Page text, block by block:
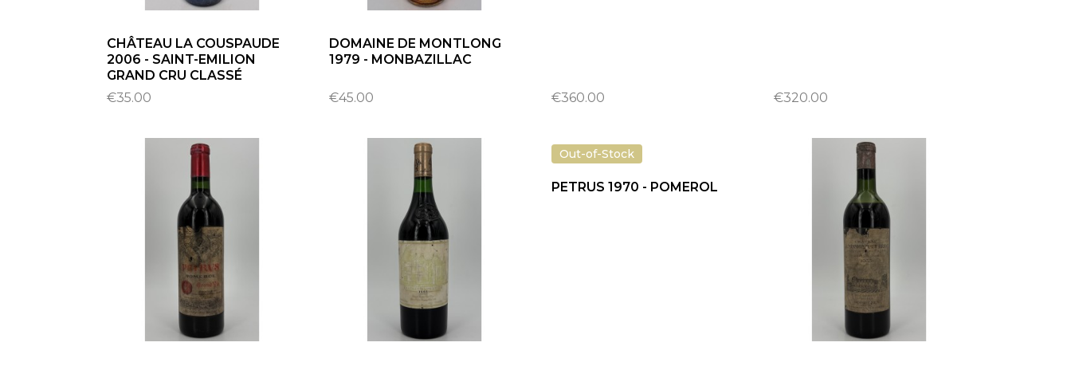
CHÂTEAU LA COUSPAUDE
2006 - SAINT-EMILION
GRAND CRU CLASSÉ
€35.00
DOMAINE DE MONTLONG
1979 - MONBAZILLAC
€45.00 €360.00 €320.00
Out-of-Stock
PETRUS 1970 - POMEROL